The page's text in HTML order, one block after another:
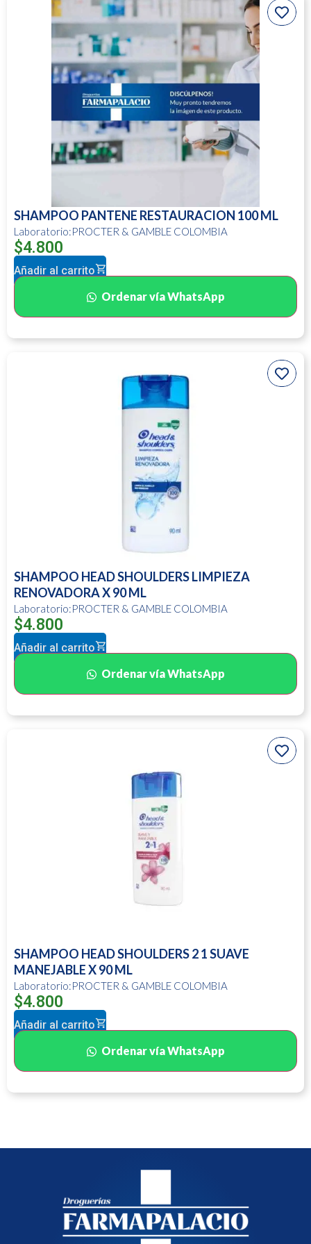
SHAMPOO PANTENE RESTAURACION 100 ML
Laboratorio:PROCTER & GAMBLE COLOMBIA
$4.800
Añadir al carrito
Ordenar vía WhatsApp
SHAMPOO HEAD SHOULDERS LIMPIEZA
RENOVADORA X 90 ML
Laboratorio:PROCTER & GAMBLE COLOMBIA
$4.800
Añadir al carrito
Ordenar vía WhatsApp
SHAMPOO HEAD SHOULDERS 2 1 SUAVE
MANEJABLE X 90 ML
Laboratorio:PROCTER & GAMBLE COLOMBIA
$4.800
Añadir al carrito
Ordenar vía WhatsApp